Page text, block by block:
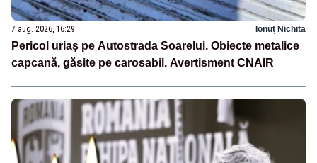
7 aug. 2026, 16:29 Ionuț Nichita
Pericol uriaș pe Autostrada Soarelui. Obiecte metalice
capcană, găsite pe carosabil. Avertisment CNAIR